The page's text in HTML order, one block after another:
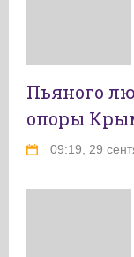
Пьяного
опоры
09:19, 29